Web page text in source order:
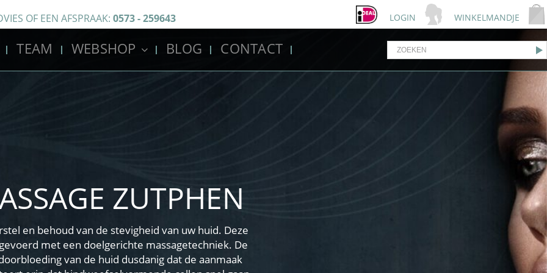
OF EEN AFSPRAAK: 0573 - 259643 WINKELMANDJE
LOGIN
TEAM WEBSHOP BLOG CONTACT
ZUTPHEN
en behoud van de stevigheid van uw huid. Deze
met een doelgerichte massagetechniek. De
van de huid dusdanig dat de aanmaak